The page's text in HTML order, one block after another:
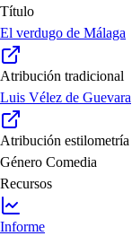
Título
El verdugo de Málaga
Atribución tradicional
Luis Vélez de Guevara
Atribución estilometría
Género Comedia
Recursos
Informe